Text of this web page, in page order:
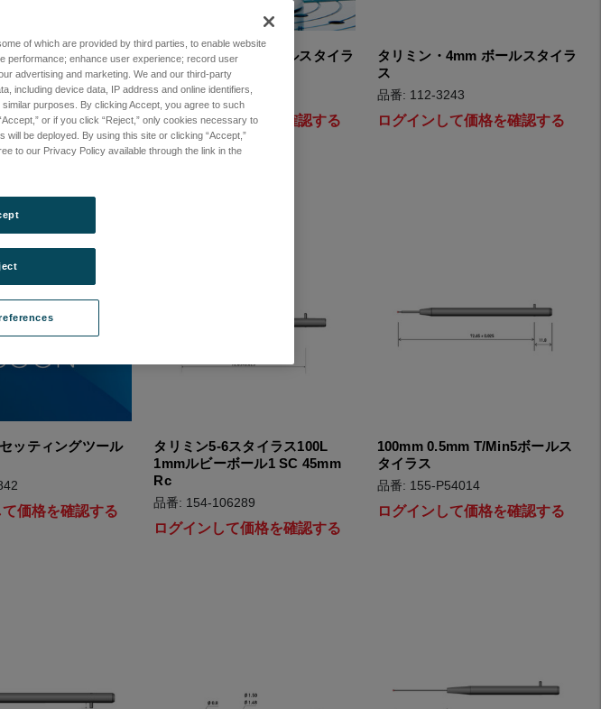
ボールスタイラ
価格を確認する
タリミン・2mm ボールスタイラ
ス
品番: 112-3244
ログインして価格を確認する
タリミン・4mm ボールスタイラ
ス
品番: 112-3243
ログインして価格を確認する
ッティングツール
て価格を確認する
タリミン5-6スタイラス100L
1mmルビーボール1 SC 45mm
Rc
品番: 154-106289
ログインして価格を確認する
100mm 0.5mm T/Min5ボールス
タイラス
品番: 155-P54014
ログインして価格を確認する
of which are provided by third parties, to enable website
performance; enhance user experience; record user
advertising and marketing. We and our third-party
including device data, IP address and online identifiers,
purposes. By clicking Accept, you agree to such
or if you click “Reject,” only cookies necessary to
be deployed. By using this site or clicking “Accept,”
to our Privacy Policy available through the link in the